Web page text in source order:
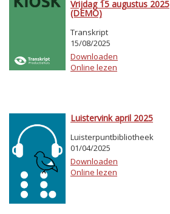
Vrijdag 15 augustus 2025
(DEMO)
Transkript
15/08/2025
Downloaden
Online lezen
Luistervink april 2025
Luisterpuntbibliotheek
01/04/2025
Downloaden
Online lezen